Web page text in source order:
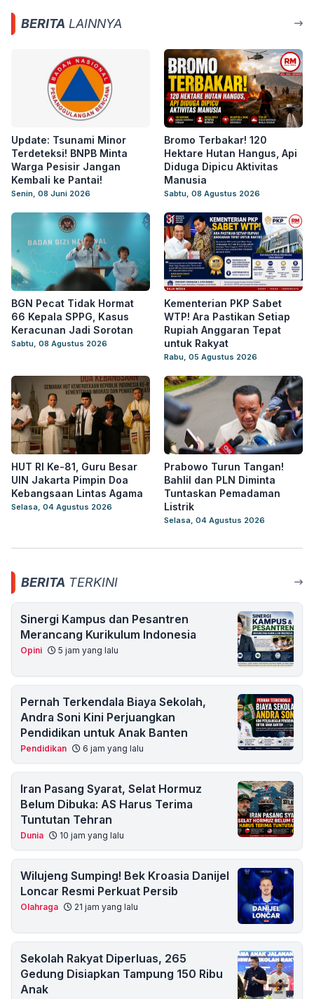
BERITA LAINNYA
Update: Tsunami Minor
Terdeteksi! BNPB Minta
Warga Pesisir Jangan
Kembali ke Pantai!
Senin, 08 Juni 2026
Bromo Terbakar! 120
Hektare Hutan Hangus, Api
Diduga Dipicu Aktivitas
Manusia
Sabtu, 08 Agustus 2026
BGN Pecat Tidak Hormat
66 Kepala SPPG, Kasus
Keracunan Jadi Sorotan
Sabtu, 08 Agustus 2026
Kementerian PKP Sabet
WTP! Ara Pastikan Setiap
Rupiah Anggaran Tepat
untuk Rakyat
Rabu, 05 Agustus 2026
HUT RI Ke-81, Guru Besar
UIN Jakarta Pimpin Doa
Kebangsaan Lintas Agama
Selasa, 04 Agustus 2026
Prabowo Turun Tangan!
Bahlil dan PLN Diminta
Tuntaskan Pemadaman
Listrik
Selasa, 04 Agustus 2026
BERITA TERKINI
Sinergi Kampus dan Pesantren
Merancang Kurikulum Indonesia
Opini 5 jam yang lalu
Pernah Terkendala Biaya Sekolah,
Andra Soni Kini Perjuangkan
Pendidikan untuk Anak Banten
Pendidikan 6 jam yang lalu
Iran Pasang Syarat, Selat Hormuz
Belum Dibuka: AS Harus Terima
Tuntutan Tehran
Dunia 10 jam yang lalu
Wilujeng Sumping! Bek Kroasia Danijel
Loncar Resmi Perkuat Persib
Olahraga 21 jam yang lalu
Sekolah Rakyat Diperluas, 265
Gedung Disiapkan Tampung 150 Ribu
Anak